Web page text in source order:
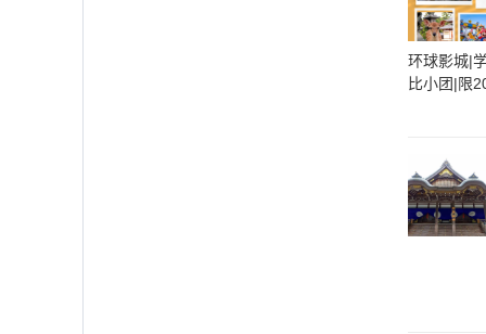
环球影城|
比小团|限